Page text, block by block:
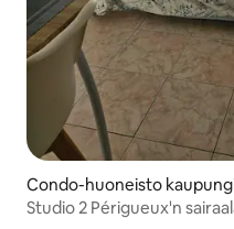
Condo-huoneisto
Studio 2 Périgueux'n